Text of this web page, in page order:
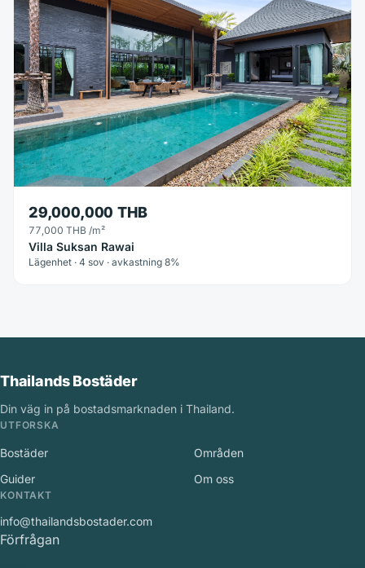
29,000,000 THB
77,000 THB /m²
Villa Suksan Rawai
Lägenhet · 4 sov · avkastning 8%
Thailands Bostäder
Din väg in på bostadsmarknaden i Thailand.
UTFORSKA
Bostäder
Områden
Guider
Om oss
KONTAKT
info@thailandsbostader.com
Förfrågan